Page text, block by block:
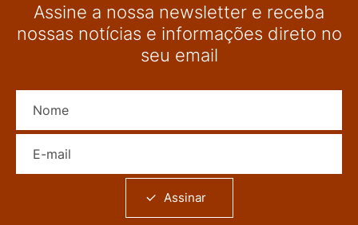
Assine a nossa newsletter e receba
nossas notícias e informações direto no
seu email
Assinar